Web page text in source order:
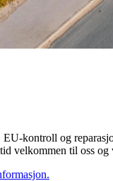
kontroll og
velkommen til oss